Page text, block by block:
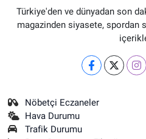
Türkiye'den ve dünyadan son
magazinden siyasete, spordan
Nöbetçi Eczaneler
Hava Durumu
Trafik Durumu